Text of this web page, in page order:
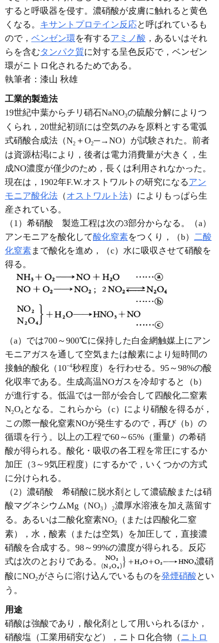
すると呼吸器を侵す。濃硝酸が皮膚に触れると黄色
くなる。 キサントプロテイン反応と呼ばれているも
ので， ベンゼン環を有するアミノ酸 ，あるいはそれ
らを含むタンパク質に対する呈色反応で，ベンゼン
環がニトロ化されるためである。
執筆者： 漆山 秋雄
工業的製造法
19世紀中葉からチリ硝石NaNO3の硫酸分解によりつ
くられ，20世紀初頭には空気のみを原料とする電弧
式硝酸合成法（N2 ＋O2─→NO）が試験された。前者
は資源枯渇により，後者は電力消費量が大きく，生
成NO濃度が僅少のため，長くは利用されなかった。
現在は，1902年F.W.オストワルトの研究になるアン
モニア酸化法 （ オストワルト法）によりもっぱら生
産されている。
（1）希硝酸 製造工程は次の3部分からなる。（a）
アンモニアを酸化して酸化窒素をつくり，（b） 二酸
化窒素 まで酸化を進め，（c）水に吸収させて硝酸を
得る。
（a）では700～900℃に保持した白金網触媒上にアン
モニアガスを通して空気または酸素により短時間の
接触的酸化（10⁻4秒程度）を行わせる。95～98%の酸
化収率である。生成高温NOガスを冷却すると（b）
が進行する。低温では一部が会合して四酸化二窒素
N2O4 となる。これらから（c）により硝酸を得るが，
この際一酸化窒素NOが発生するので，再び（b）の
循環を行う。以上の工程で60～65%（重量）の希硝
酸が得られる。酸化・吸収の各工程を常圧にするか
加圧（3～9気圧程度）にするかで，いくつかの方式
に分けられる。
（2）濃硝酸 希硝酸に脱水剤として濃硫酸または硝
酸マグネシウムMg（NO3 ） 2濃厚水溶液を加え蒸留す
る。あるいは二酸化窒素NO2
（または四酸化二窒
素），水，酸素（または空気）を加圧して，直接濃
硝酸を合成する。98～99%の濃度が得られる。反応
式は次のとおりである。
濃硝
酸にNO2がさらに溶け込んでいるものを発煙硝酸 とい
う。
用途
硝酸は強酸であり，酸化剤として用いられるほか，
硝酸塩（工業用硝安など），ニトロ化合物（ ニトロ